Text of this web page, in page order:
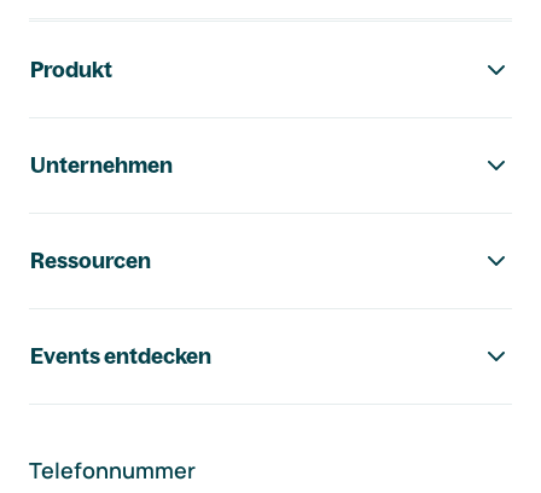
Produkt
Unternehmen
Ressourcen
Events entdecken
Telefonnummer